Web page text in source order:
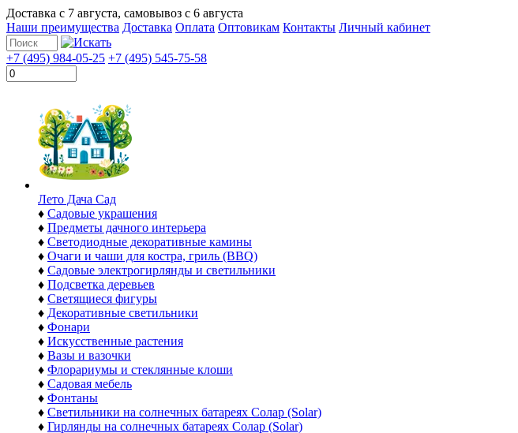
Доставка с 7 августа, самовывоз с 6 августа
Наши преимущества Доставка Оплата Оптовикам Контакты Личный кабинет
+7 (495) 984-05-25 +7 (495) 545-75-58
Лето Дача Сад
♦ Садовые украшения
♦ Предметы дачного интерьера
♦ Светодиодные декоративные камины
♦ Очаги и чаши для костра, гриль (BBQ)
♦ Садовые электрогирлянды и светильники
♦ Подсветка деревьев
♦ Светящиеся фигуры
♦ Декоративные светильники
♦ Фонари
♦ Искусственные растения
♦ Вазы и вазочки
♦ Флорариумы и стеклянные клоши
♦ Садовая мебель
♦ Фонтаны
♦ Светильники на солнечных батареях Солар (Solar)
♦ Гирлянды на солнечных батареях Солар (Solar)